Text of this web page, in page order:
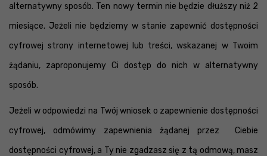
alternatywny sposób. Ten nowy termin nie będzie dłuższy niż 2
miesiące. Jeżeli nie będziemy w stanie zapewnić dostępności
cyfrowej strony internetowej lub treści, wskazanej w Twoim
żądaniu, zaproponujemy Ci dostęp do nich w alternatywny
sposób.
Jeżeli w odpowiedzi na Twój wniosek o zapewnienie dostępności
cyfrowej, odmówimy zapewnienia żądanej przez Ciebie
dostępności cyfrowej, a Ty nie zgadzasz się z tą odmową, masz